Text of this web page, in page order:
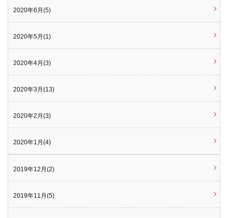
2020年6月(5)
2020年5月(1)
2020年4月(3)
2020年3月(13)
2020年2月(3)
2020年1月(4)
2019年12月(2)
2019年11月(5)